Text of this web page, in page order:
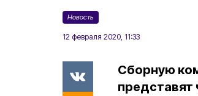
Новость
12 февраля 2020, 11:33
Сборную
представят